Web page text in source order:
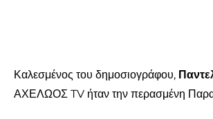
Καλεσμένος του δημοσιογράφου,
ΑΧΕΛΩΟΣ TV ήταν την περασμένη